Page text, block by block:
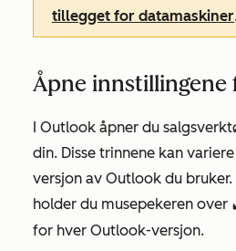
tillegget for datamaskiner
Åpne innstillingene
I Outlook åpner du
din. Disse trinnene kan
versjon av Outlook du
holder du musepekeren over
for hver Outlook-versjon.